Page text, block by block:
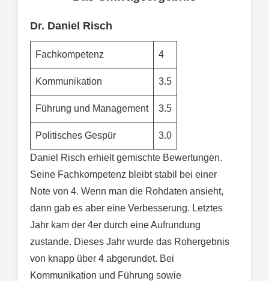
Dr. Daniel Risch
Fachkompetenz 4
Kommunikation 3.5
Führung und Management 3.5
Politisches Gespür 3.0
Daniel Risch erhielt gemischte Bewertungen.
Seine Fachkompetenz bleibt stabil bei einer
Note von 4. Wenn man die Rohdaten ansieht,
dann gab es aber eine Verbesserung. Letztes
Jahr kam der 4er durch eine Aufrundung
zustande. Dieses Jahr wurde das Rohergebnis
von knapp über 4 abgerundet. Bei
Kommunikation und Führung sowie